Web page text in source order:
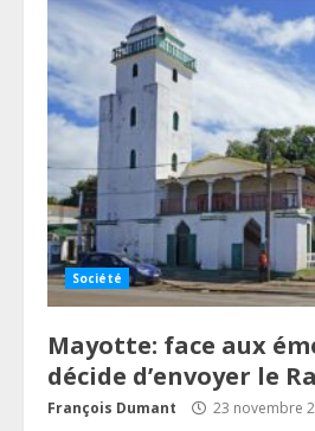
Société
Mayotte: face aux
décide d’envoyer le
François Dumant 23 novembre